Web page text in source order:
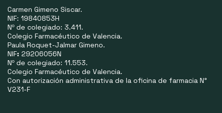
Carmen Gimeno Siscar.
NIF: 19840853H
Nº de colegiado: 3.411.
Colegio Farmacéutico de Valencia.
Paula Roquet-Jalmar Gimeno.
NIF: 29206056N
Nº de colegiado: 11.553.
Colegio Farmacéutico de Valencia.
Con autorización administrativa de la oficina de farmacia N°
V231-F